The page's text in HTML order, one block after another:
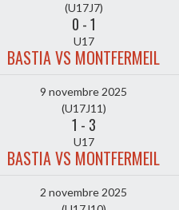
(U17J7)
0 -1
U17
BASTIA VS MONTFERMEIL
9 novembre 2025
(U17J11)
1 - 3
U17
BASTIA VS MONTFERMEIL
2 novembre 2025